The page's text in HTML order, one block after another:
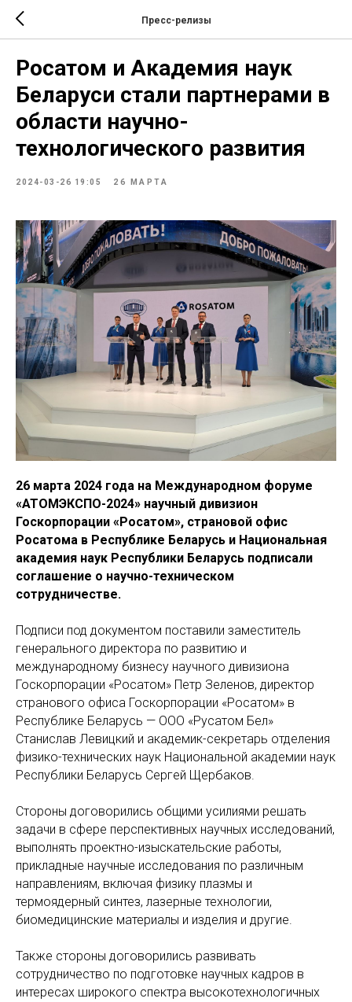
Пресс-релизы
Росатом и Академия наук
Беларуси стали партнерами в
области научно-
технологического развития
2024-03-26 19:05 26 МАРТА
26 марта 2024 года на Международном форуме
«АТОМЭКСПО-2024» научный дивизион
Госкорпорации «Росатом», страновой офис
Росатома в Республике Беларусь и Национальная
академия наук Республики Беларусь подписали
соглашение о научно-техническом
сотрудничестве.
Подписи под документом поставили заместитель
генерального директора по развитию и
международному бизнесу научного дивизиона
Госкорпорации «Росатом» Петр Зеленов, директор
странового офиса Госкорпорации «Росатом» в
Республике Беларусь — ООО «Русатом Бел»
Станислав Левицкий и академик-секретарь отделения
физико-технических наук Национальной академии наук
Республики Беларусь Сергей Щербаков.
Стороны договорились общими усилиями решать
задачи в сфере перспективных научных исследований,
выполнять проектно-изыскательские работы,
прикладные научные исследования по различным
направлениям, включая физику плазмы и
термоядерный синтез, лазерные технологии,
биомедицинские материалы и изделия и другие.
Также стороны договорились развивать
сотрудничество по подготовке научных кадров в
интересах широкого спектра высокотехнологичных